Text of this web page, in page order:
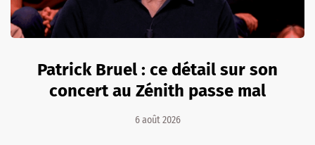
Patrick Bruel : ce détail sur son
concert au Zénith passe mal
6 août 2026